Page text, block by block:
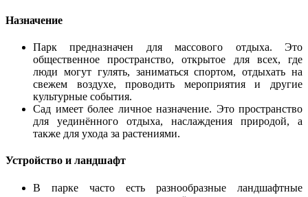
Назначение
Парк предназначен для массового отдыха. Это
общественное пространство, открытое для всех, где
люди могут гулять, заниматься спортом, отдыхать на
свежем воздухе, проводить мероприятия и другие
культурные события.
Сад имеет более личное назначение. Это пространство
для уединённого отдыха, наслаждения природой, а
также для ухода за растениями.
Устройство и ландшафт
В парке часто есть разнообразные ландшафтные